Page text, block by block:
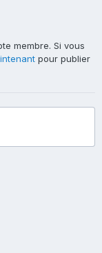
membre. Si vous
pour publier